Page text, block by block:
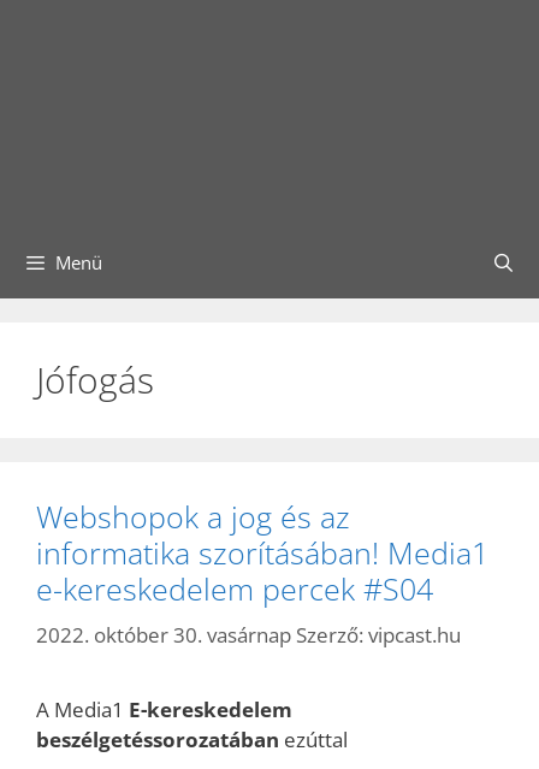
Menü
Jófogás
Webshopok a jog és az
informatika szorításában! Media1
e-kereskedelem percek #S04
2022. október 30. vasárnap Szerző: vipcast.hu
A Media1 E-kereskedelem
beszélgetéssorozatában ezúttal